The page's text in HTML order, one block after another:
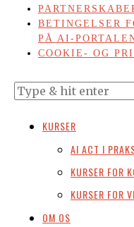
BETINGELSER
PÅ AI-
COOKIE- OG
KURSER
AI ACT I
KURSER FOR
KURSER FOR
OM OS